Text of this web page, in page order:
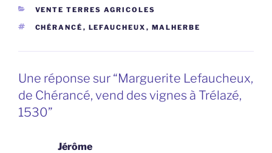
CATÉGORIES
VENTE TERRES AGRICOLES
ÉTIQUETTES
CHÉRANCÉ , LEFAUCHEUX , MALHERBE
Une réponse sur “Marguerite Lefaucheux,
de Chérancé, vend des vignes à Trélazé,
1530”
Jérôme